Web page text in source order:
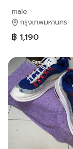
male
กรุงเทพมหานคร
฿ 1,190